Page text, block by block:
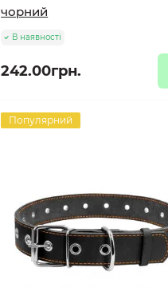
чорний
В наявності
242.00грн.
Популярний